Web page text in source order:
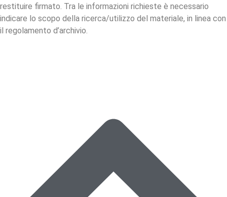
restituire firmato. Tra le informazioni richieste è necessario
indicare lo scopo della ricerca/utilizzo del materiale, in linea con
il regolamento d’archivio.